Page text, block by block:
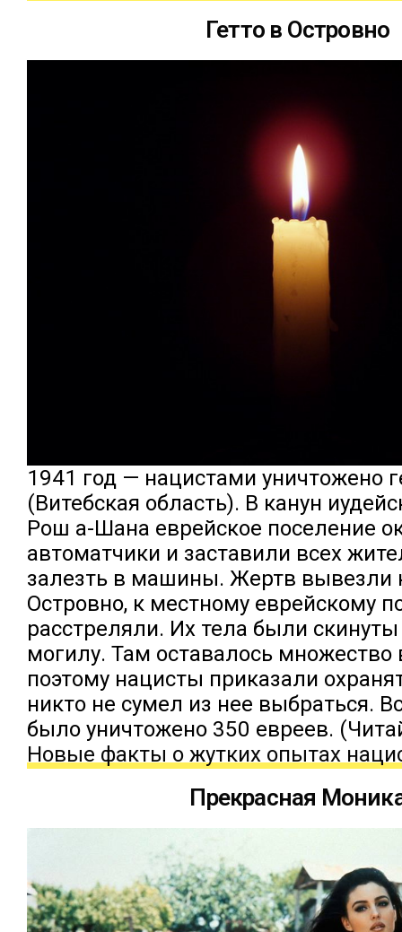
Гетто в Островно
1941 год — нацистами уничтожено
(Витебская область). В канун
Рош а-Шана еврейское поселение
автоматчики и заставили всех
залезть в машины. Жертв вывезли
Островно, к местному еврейскому
расстреляли. Их тела были
могилу. Там оставалось
поэтому нацисты приказали
никто не сумел из нее выбраться.
было уничтожено 350 евреев.
Новые факты о жутких опытах
Прекрасная